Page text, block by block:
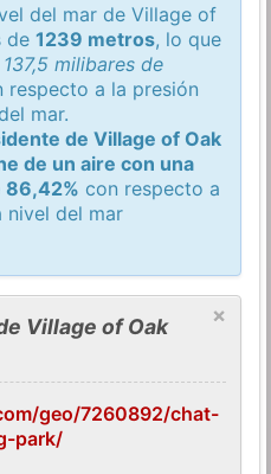
del mar de Village of
de1239 metros, lo que
milibares de
respecto a la presión
mar.
de Village of Oak
de un aire con una
86,42% con respecto a
nivel del mar
×
Village of Oak
geo/7260892/chat-
park/